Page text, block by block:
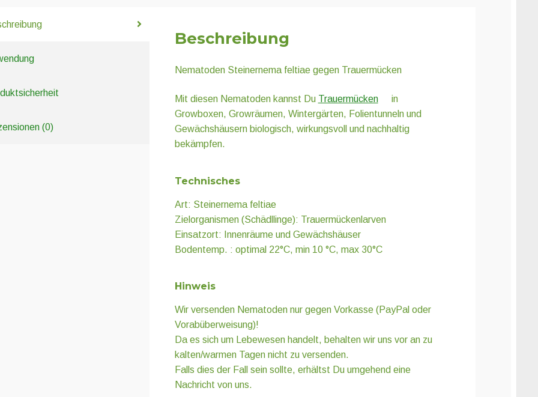
(0)
Beschreibung
Nematoden Steinernema feltiae gegen Trauermücken
Mit diesen Nematoden kannst Du Trauermücken
in
Growboxen, Growräumen, Wintergärten, Folientunneln und
Gewächshäusern biologisch, wirkungsvoll und nachhaltig
bekämpfen.
Technisches
Art: Steinernema feltiae
Zielorganismen (Schädllinge): Trauermückenlarven
Einsatzort: Innenräume und Gewächshäuser
Bodentemp. : optimal 22°C, min 10 °C, max 30°C
Hinweis
Wir versenden Nematoden nur gegen Vorkasse (PayPal oder
Vorabüberweisung)!
Da es sich um Lebewesen handelt, behalten wir uns vor an zu
kalten/warmen Tagen nicht zu versenden.
Falls dies der Fall sein sollte, erhältst Du umgehend eine
Nachricht von uns.